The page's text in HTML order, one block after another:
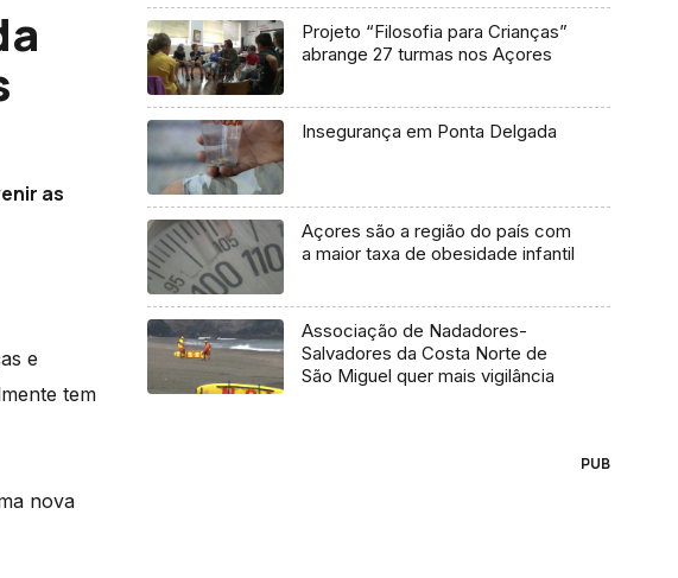
as
e
tem
nova
Projeto “Filosofia para Crianças”
abrange 27 turmas nos Açores
Insegurança em Ponta Delgada
Açores são a região do país com
a maior taxa de obesidade infantil
Associação de Nadadores-
Salvadores da Costa Norte de
São Miguel quer mais vigilância
PUB